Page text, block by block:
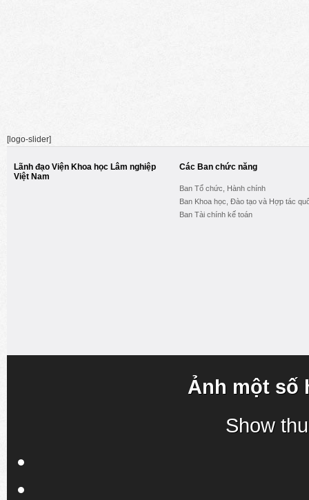
[logo-slider]
Lãnh đạo Viện Khoa học Lâm nghiệp
Việt Nam
Các Ban chức năng
Ban Tổ chức, Hành chính
Ban Khoa học, Đào tạo và Hợp tác
Ban Tài chính kế toán
Ảnh một số
Show